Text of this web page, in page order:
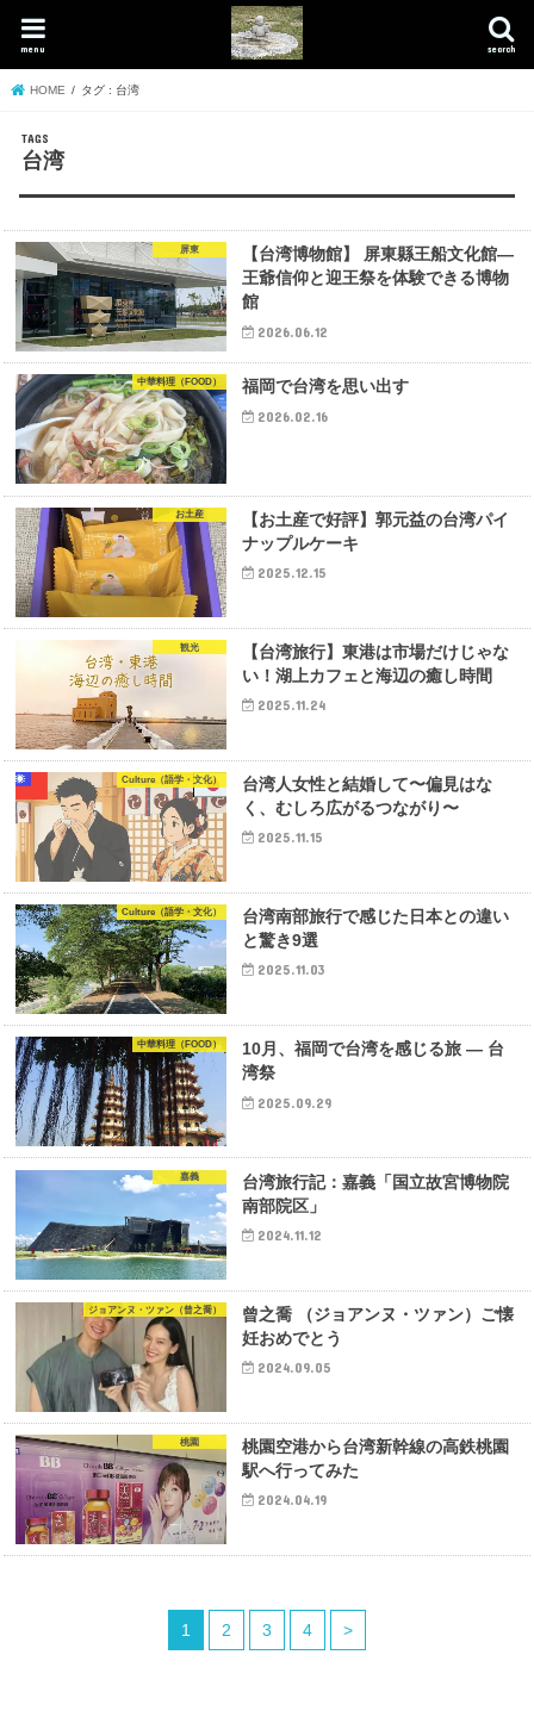
search
menu
HOME タグ : 台湾
台湾
屏東
【台湾博物館】 屏東縣王船文化館—
王爺信仰と迎王祭を体験できる博物
館
2026.06.12
中華料理（FOOD） 福岡で台湾を思い出す
2026.02.16
お土産
【お土産で好評】郭元益の台湾パイ
ナップルケーキ
2025.12.15
観光
【台湾旅行】東港は市場だけじゃな
い！湖上カフェと海辺の癒し時間
2025.11.24
Culture（語学・文化）
台湾人女性と結婚して〜偏見はな
く、むしろ広がるつながり〜
2025.11.15
Culture（語学・文化）
台湾南部旅行で感じた日本との違い
と驚き9選
2025.11.03
中華料理（FOOD）
10月、福岡で台湾を感じる旅 — 台
湾祭
2025.09.29
嘉義
台湾旅行記：嘉義「国立故宮博物院
南部院区」
2024.11.12
ジョアンヌ・ツァン（曾之喬）
曾之喬 （ジョアンヌ・ツァン）ご懐
妊おめでとう
2024.09.05
桃園
桃園空港から台湾新幹線の高鉄桃園
駅へ行ってみた
2024.04.19
1 2 3 4 >